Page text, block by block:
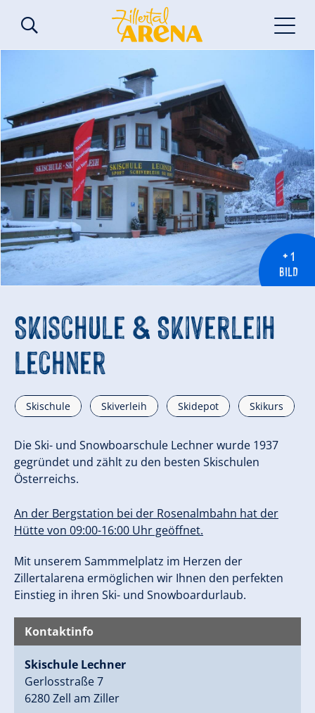
+ 1
BILD
Skischule & Skiverleih
Lechner
Skischule Skiverleih Skidepot Skikurs
Die Ski- und Snowboarschule Lechner wurde 1937
gegründet und zählt zu den besten Skischulen
Österreichs.
An der Bergstation bei der Rosenalmbahn hat der
Hütte von 09:00-16:00 Uhr geöffnet.
Mit unserem Sammmelplatz im Herzen der
Zillertalarena ermöglichen wir Ihnen den perfekten
Einstieg in ihren Ski- und Snowboardurlaub.
Kontaktinfo
Skischule Lechner
Gerlosstraße 7
6280 Zell am Ziller